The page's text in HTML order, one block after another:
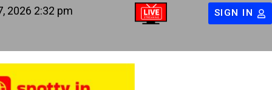
2026 2:32 pm SIGN IN